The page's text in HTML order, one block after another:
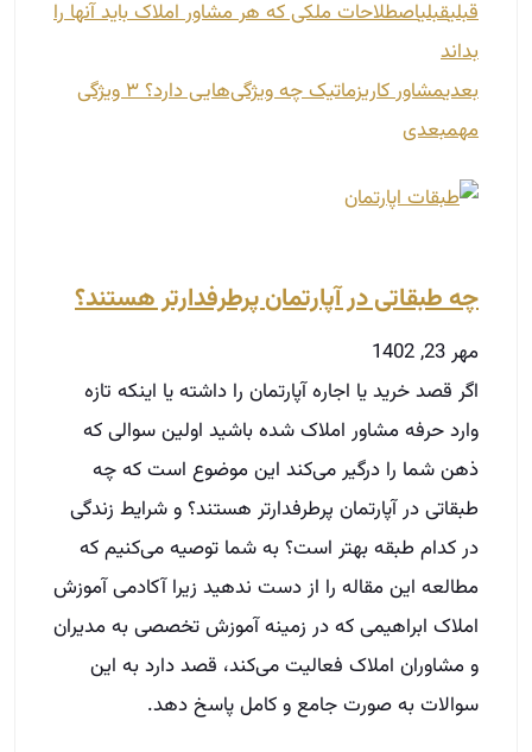
قبلیقبلیاصطلاحات ملکی که هر مشاور املاک باید آنها را
بداند
بعدی
مشاور کاریزماتیک چه ویژگی‌هایی دارد؟ ۳ ویژگی
مهمبعدی
چه طبقاتی در آپارتمان پرطرفدارتر هستند؟
مهر 23, 1402
اگر قصد خرید یا اجاره آپارتمان را داشته یا اینکه تازه
وارد حرفه مشاور املاک شده باشید اولین سوالی که
ذهن شما را درگیر می‌کند این موضوع است که چه
طبقاتی در آپارتمان پرطرفدارتر هستند؟ و شرایط زندگی
در کدام طبقه بهتر است؟ به شما توصیه می‌کنیم که
مطالعه این مقاله را از دست ندهید زیرا آکادمی آموزش
املاک ابراهیمی که در زمینه آموزش تخصصی به مدیران
و مشاوران املاک فعالیت می‌کند، قصد دارد به این
سوالات به صورت جامع و کامل پاسخ دهد.